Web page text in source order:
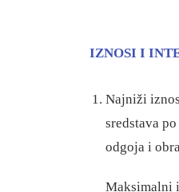
IZNOSI I
Najniži
sredstava
odgoja i
Maksimalni